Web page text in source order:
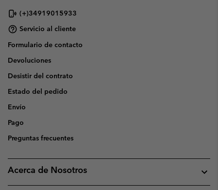
(+)34919015933
Servicio al cliente
Formulario de contacto
Devoluciones
Desistir del contrato
Estado del pedido
Envío
Pago
Preguntas frecuentes
Acerca de Nosotros